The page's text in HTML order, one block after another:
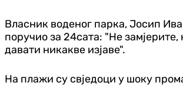
Власник воденог парка, Јосип
поручио за 24сата: "Не
давати никакве изјаве".
На плажи су свједоци у шоку